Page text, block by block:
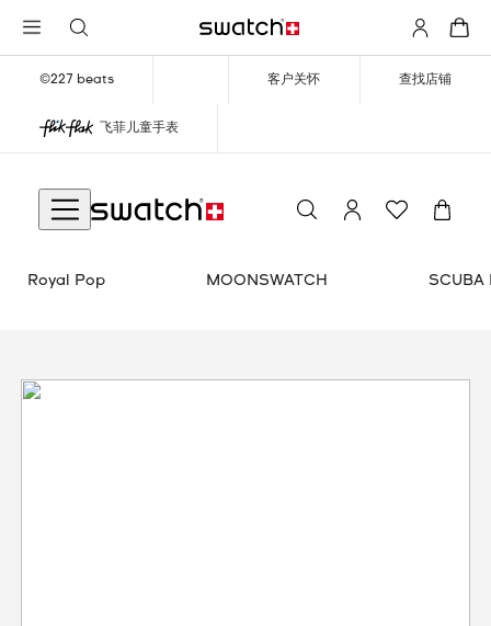
查找店铺
©227 beats 客户关怀
飞菲儿童手表
Royal Pop MOONSWATCH SCUBA